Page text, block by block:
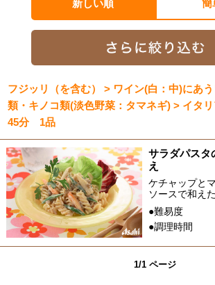
新しい順 簡
フジッリ（を含む） > ワイン(白：中)にあ
類・キノコ類(淡色野菜：タマネギ) > イタリ
45分 1品
サラダパスタ
え
ケチャップと
ソースで和え
●難易度
●調理時間
1/1 ページ